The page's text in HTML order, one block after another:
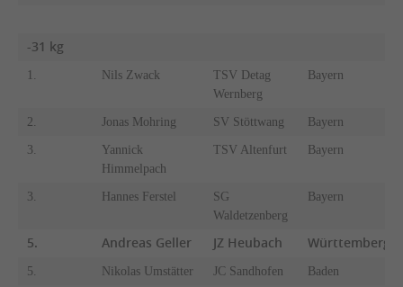
-31 kg
1. Nils Zwack
TSV Detag
Wernberg
Bayern
2. Jonas Mohring SV Stöttwang Bayern
3.
Yannick
Himmelpach
TSV Altenfurt Bayern
3. Hannes Ferstel
SG
Waldetzenberg
Bayern
5. Andreas Geller JZ Heubach Württemberg
5. Nikolas Umstätter JC Sandhofen Baden